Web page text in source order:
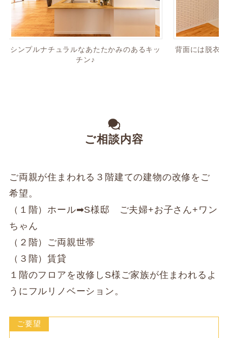
シンプルナチュラルなあたたかみのあるキッ
チン♪
背面には脱衣
ご相談内容
ご両親が住まわれる３階建ての建物の改修をご
希望。
（１階）ホール➡S様邸 ご夫婦+お子さん+ワン
ちゃん
（２階）ご両親世帯
（３階）賃貸
１階のフロアを改修しS様ご家族が住まわれるよ
うにフルリノベーション。
ご要望